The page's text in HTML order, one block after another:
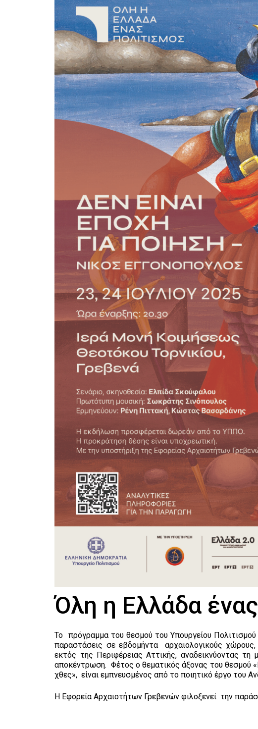
Όλη η Ελλάδα
Το πρόγραμμα του θεσμού του Υπουργείου
παραστάσεις σε εβδομήντα αρχαιολογικούς
εκτός της Περιφέρειας Αττικής, αναδεικνύοντας τη
αποκέντρωση. Φέτος ο θεματικός άξονας του θεσμού
χθες», είναι εμπνευσμένος από το ποιητικό έργο του
Η Εφορεία Αρχαιοτήτων Γρεβενών φιλοξενεί την